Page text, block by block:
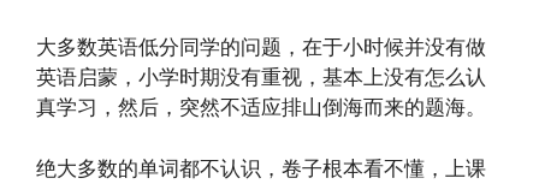
大多数英语低分同学的问题，在于小时候并没有做
英语启蒙，小学时期没有重视，基本上没有怎么认
真学习，然后，突然不适应排山倒海而来的题海。
绝大多数的单词都不认识，卷子根本看不懂，上课